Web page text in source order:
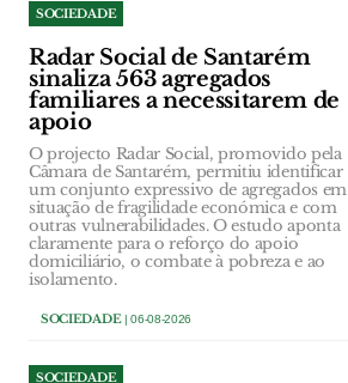
SOCIEDADE
Radar Social de Santarém
sinaliza 563 agregados
familiares a necessitarem de
apoio
O projecto Radar Social, promovido pela
Câmara de Santarém, permitiu identificar
um conjunto expressivo de agregados em
situação de fragilidade económica e com
outras vulnerabilidades. O estudo aponta
claramente para o reforço do apoio
domiciliário, o combate à pobreza e ao
isolamento.
SOCIEDADE| 06-08-2026
SOCIEDADE